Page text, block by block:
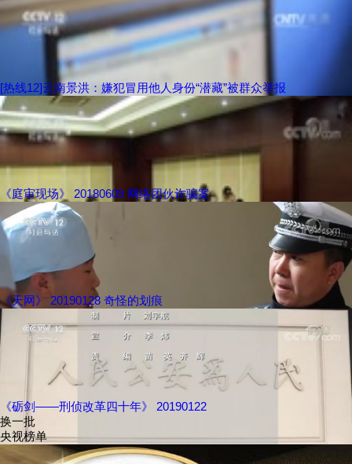
[热线12]云南景洪：嫌犯冒用他人身份“潜藏”被群众举报
《庭审现场》 20180609 网络团伙诈骗案
《天网》 20190128 奇怪的划痕
《砺剑——刑侦改革四十年》 20190122
换一批
央视榜单